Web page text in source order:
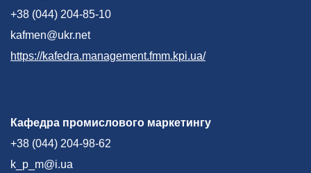
+38 (044) 204-85-10
kafmen@ukr.net
https://kafedra.management.fmm.kpi.ua/
Кафедра промислового маркетингу
+38 (044) 204-98-62
k_p_m@i.ua